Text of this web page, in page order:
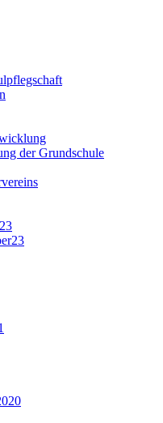
der Grundschule